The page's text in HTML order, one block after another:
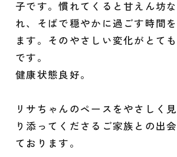
子です。慣れてくると甘えん坊
れ、そばで穏やかに過ごす時間
ます。そのやさしい変化がとて
です。
健康状態良好。
リサちゃんのペースをやさしく
り添ってくださるご家族との出
ております。